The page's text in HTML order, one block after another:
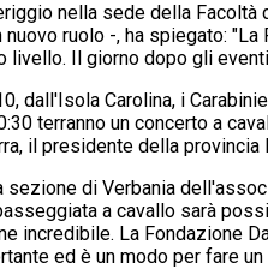
nella sede della Facoltà
nuovo ruolo -, ha spiegato:
livello. Il giorno dopo gli
dall'Isola Carolina, i
terranno un concerto a
il presidente della
sezione di Verbania
a cavallo sarà
incredibile. La Fondazione
ed è un modo per fare